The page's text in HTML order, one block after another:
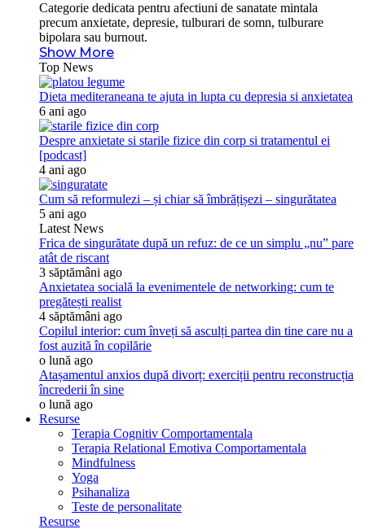
Categorie dedicata pentru afectiuni de sanatate mintala
precum anxietate, depresie, tulburari de somn, tulburare
bipolara sau burnout.
Show More
Top News
Dieta mediteraneana te ajuta in lupta cu depresia si anxietatea
6 ani ago
Despre anxietate si starile fizice din corp si tratamentul ei
[podcast]
4 ani ago
Cum să reformulezi – și chiar să îmbrățișezi – singurătatea
5 ani ago
Latest News
Frica de singurătate după un refuz: de ce un simplu „nu” pare
atât de riscant
3 săptămâni ago
Anxietatea socială la evenimentele de networking: cum te
pregătești realist
4 săptămâni ago
Copilul interior: cum înveți să asculți partea din tine care nu a
fost auzită în copilărie
o lună ago
Atașamentul anxios după divorț: exerciții pentru reconstrucția
încrederii în sine
o lună ago
Resurse
Terapia Cognitiv Comportamentala
Terapia Relational Emotiva Comportamentala
Mindfulness
Yoga
Psihanaliza
Teste de personalitate
Resurse